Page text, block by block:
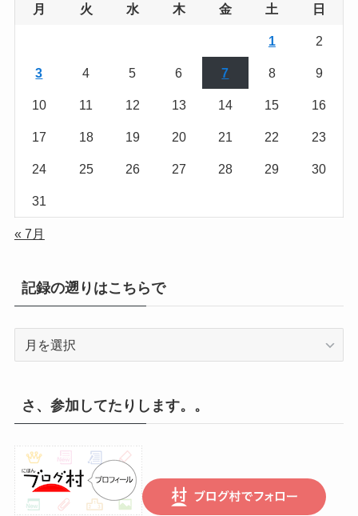
月 火 水 木 金 土 日
1 2
3 4 5 6 7 8 9
10 11 12 13 14 15 16
17 18 19 20 21 22 23
24 25 26 27 28 29 30
31
« 7月
記録の遡りはこちらで
り
こ
ち
ら
さ、参加してたりします。。